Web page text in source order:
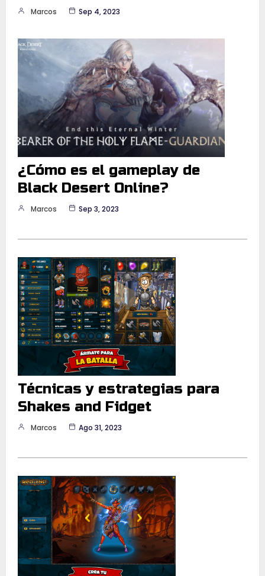
Marcos Sep 4, 2023
¿Cómo es el gameplay de
Black Desert Online?
Marcos Sep 3, 2023
Técnicas y estrategias para
Shakes and Fidget
Marcos Ago 31, 2023